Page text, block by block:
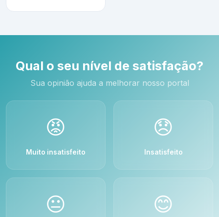
Qual o seu nível de satisfação?
Sua opinião ajuda a melhorar nosso portal
😡
Muito insatisfeito
😞
Insatisfeito
😐 😊